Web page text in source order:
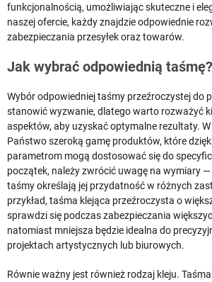
funkcjonalnością, umożliwiając skuteczne i
naszej ofercie, każdy znajdzie odpowiednie
zabezpieczania przesyłek oraz towarów.
Jak wybrać odpowiednią taśmę?
Wybór odpowiedniej taśmy przeźroczystej do
stanowić wyzwanie, dlatego warto rozważyć
aspektów, aby uzyskać optymalne rezultaty.
Państwo szeroką gamę produktów, które
parametrom mogą dostosować się do
początek, należy zwrócić uwagę na wymiary —
taśmy określają jej przydatność w różnych
przykład, taśma klejąca przeźroczysta o
sprawdzi się podczas zabezpieczania
natomiast mniejsza będzie idealna do
projektach artystycznych lub biurowych.
Równie ważny jest również rodzaj kleju.